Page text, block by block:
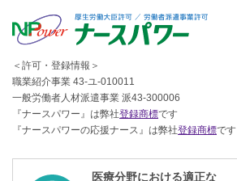
＜許可・登録情報＞
職業紹介事業 43-ユ-010011
一般労働者人材派遣事業 派43-300006
『ナースパワー』は弊社登録商標です
『ナースパワーの応援ナース』は弊社登録商標です
医療分野における適正な